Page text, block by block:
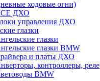
ходовые огни)
ДХО
управления ДХО
глазки
глазки
глазки BMW
и платы ДХО
контроллеры, реле
BMW